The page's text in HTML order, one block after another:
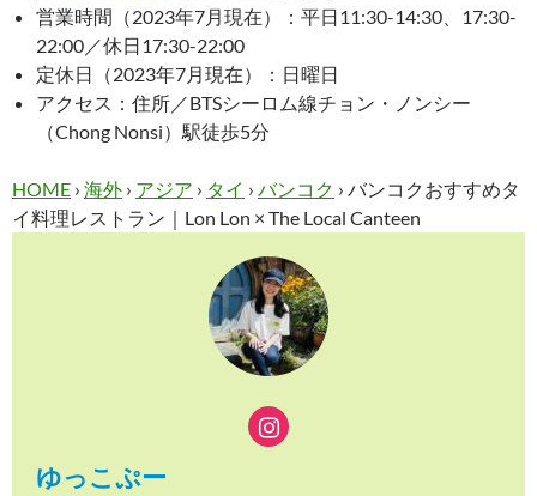
営業時間（2023年7月現在）：平日11:30-14:30、17:30-
22:00／休日17:30-22:00
定休日（2023年7月現在）：日曜日
アクセス：住所／BTSシーロム線チョン・ノンシー
（Chong Nonsi）駅徒歩5分
HOME › 海外 › アジア › タイ › バンコク › バンコクおすすめタ
イ料理レストラン｜Lon Lon × The Local Canteen
ゆっこぷー